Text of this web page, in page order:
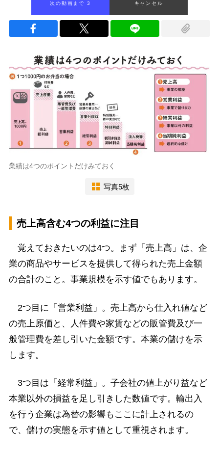
次の動画まで 2 キャンセル
業績は4つのポイントだけみておく
写真5枚
売上高含む4つの利益に注目
覚えておきたいのは4つ。まず「売上高」は、企
業の商品やサービスを提供して得られた売上金額
の合計のこと。事業規模を示す値でもあります。
2つ目に「営業利益」。売上高から仕入れ値など
の売上原価と、人件費や家賃などの販管費及び一
般管理費を差し引いた金額です。本業の儲けを示
します。
3つ目は「経常利益」。子会社の値上がり益など
本業以外の損益を足し引きした数値です。輸出入
を行う企業は為替の影響もここに計上されるの
で、儲けの実態を示す値として重視されます。